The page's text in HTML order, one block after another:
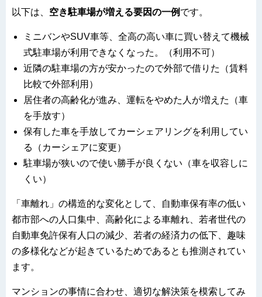
以下は、 空き駐車場が増える要因の一例 です。
ミニバンやSUV車等、全高の高い車に買い替えて機械
式駐車場が利用できなくなった。（利用不可）
近隣の駐車場の方が安かったので外部で借りた（賃料
比較で外部利用）
居住者の高齢化が進み、運転をやめた人が増えた（車
を手放す）
保有した車を手放してカーシェアリングを利用してい
る（カーシェアに変更）
駐車場が狭いので使い勝手が良くない（車を収容しに
くい）
「車離れ」の構造的な変化として、自動車保有率の低い
都市部への人口集中、高齢化による車離れ、若者世代の
自動車免許保有人口の減少、若者の経済力の低下、趣味
の多様化などが起きているためであるとも推測されてい
ます。
マンションの事情に合わせ、適切な解決策を模索してみ